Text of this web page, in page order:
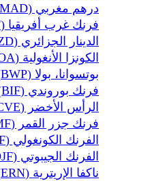
درهم مغربي (MAD)
فرنك غرب أفريقيا (XOF)
الدينار الجزائري (DZD)
الكونزا الأنغولية (AOA)
بوتسوانا، بولا (BWP)
فرنك بوروندي (BIF)
الرأس الأخضر (CVE)
فرنك جزر القمر (KMF)
الفرنك الكونغولي (CDF)
الفرنك الجيبوتي (DJF)
ناكفا الإريترية (ERN)